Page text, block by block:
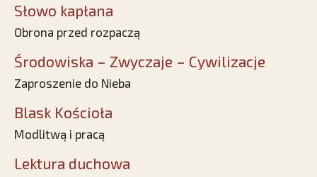
Słowo kapłana
Obrona przed rozpaczą
Środowiska – Zwyczaje – Cywilizacje
Zaproszenie do Nieba
Blask Kościoła
Modlitwą i pracą
Lektura duchowa